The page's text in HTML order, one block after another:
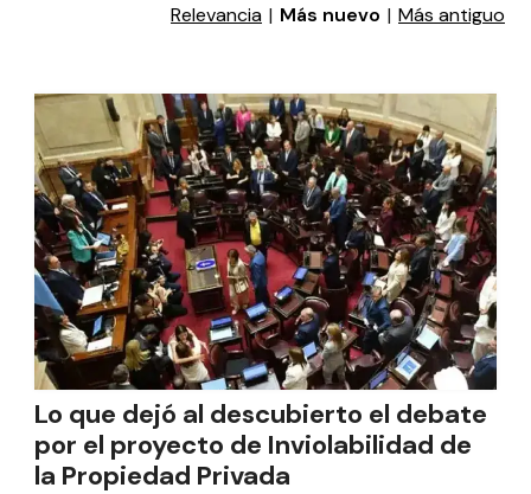
Relevancia | Más nuevo | Más antiguo
Lo que dejó al descubierto el debate
por el proyecto de Inviolabilidad de
la Propiedad Privada